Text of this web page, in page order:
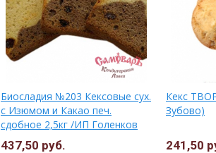
Биосладия №203 Кексовые сух.
с Изюмом и Какао печ.
сдобное 2,5кг /ИП Голенков
г.Пенза/
437,50 руб.
Кекс
Зубово)
241,50